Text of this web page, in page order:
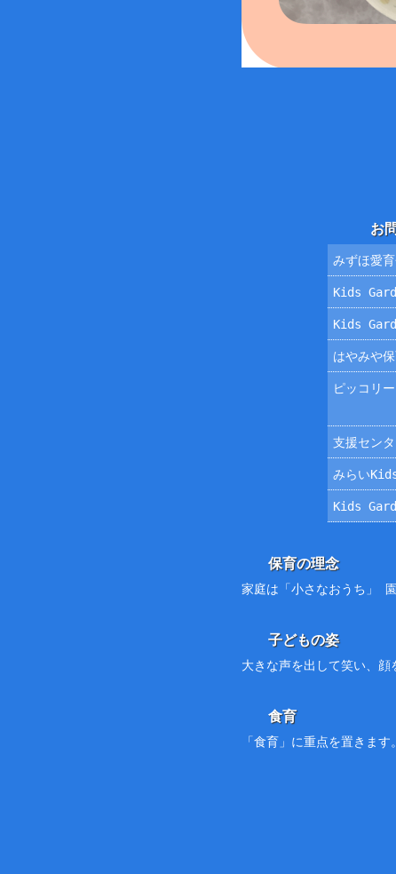
お
みずほ愛
Kids
Kids
はやみや
ピッコリ
支援セン
みらい
Kids
保育の理念
家庭は「小さなおうち」
子どもの姿
大きな声を出して笑い、
食育
「食育」に重点を置きま